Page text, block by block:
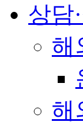
상담
해
해